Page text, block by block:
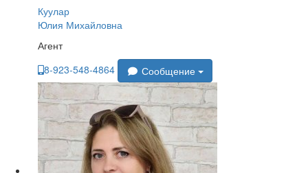
Куулар
Юлия Михайловна
Агент
8-923-548-4864
Сообщение